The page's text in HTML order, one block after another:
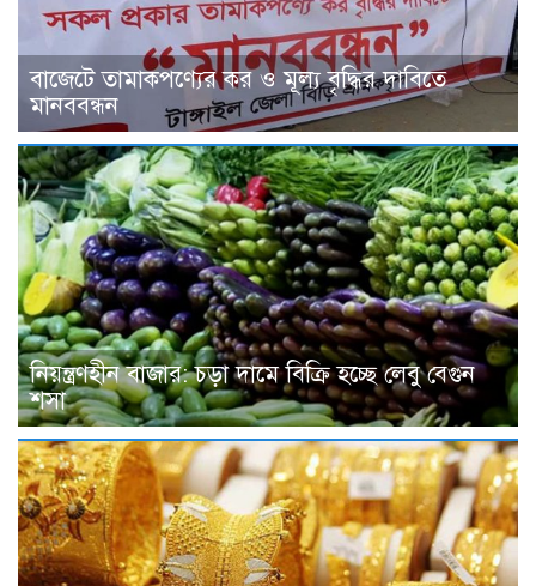
বাজেটে তামাকপণ্যের কর ও মূল্য বৃদ্ধির দাবিতে
মানববন্ধন
নিয়ন্ত্রণহীন বাজার: চড়া দামে বিক্রি হচ্ছে লেবু বেগুন
শসা